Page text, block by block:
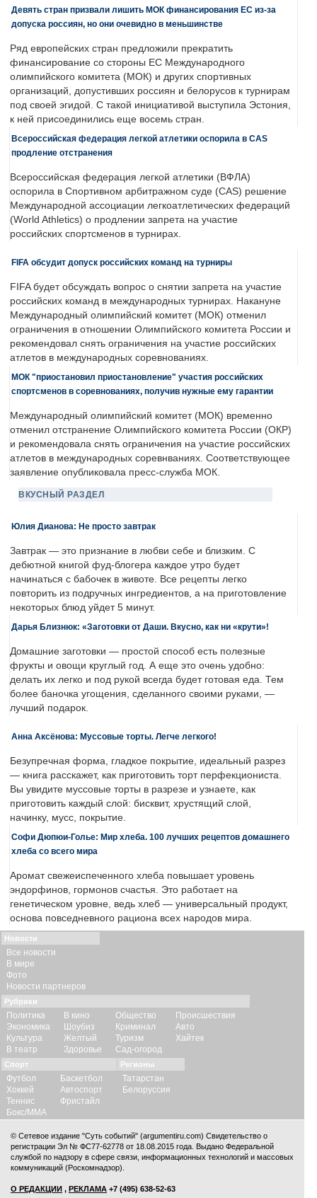
Девять стран призвали лишить МОК финансирования ЕС из-за
допуска россиян, но они очевидно в меньшинстве
Ряд европейских стран предложили прекратить
финансирование со стороны ЕС Международного
олимпийского комитета (МОК) и других спортивных
организаций, допустивших россиян и белорусов к турнирам
под своей эгидой. С такой инициативой выступила Эстония,
к ней присоединились еще восемь стран.
Всероссийская федерация легкой атлетики оспорила в CAS
продление отстранения
Всероссийская федерация легкой атлетики (ВФЛА)
оспорила в Спортивном арбитражном суде (CAS) решение
Международной ассоциации легкоатлетических федераций
(World Athletics) о продлении запрета на участие
российских спортсменов в турнирах.
FIFA обсудит допуск российских команд на турниры
FIFA будет обсуждать вопрос о снятии запрета на участие
российских команд в международных турнирах. Накануне
Международный олимпийский комитет (МОК) отменил
ограничения в отношении Олимпийского комитета России и
рекомендовал снять ограничения на участие российских
атлетов в международных соревнованиях.
МОК "приостановил приостановление" участия российских
спортсменов в соревнованиях, получив нужные ему гарантии
Международный олимпийский комитет (МОК) временно
отменил отстранение Олимпийского комитета России (ОКР)
и рекомендовала снять ограничения на участие российских
атлетов в международных соревнваниях. Соответствующее
заявление опубликовала пресс-служба МОК.
ВКУСНЫЙ РАЗДЕЛ
Юлия Дианова: Не просто завтрак
Завтрак — это признание в любви себе и близким. С
дебютной книгой фуд-блогера каждое утро будет
начинаться с бабочек в животе. Все рецепты легко
повторить из подручных ингредиентов, а на приготовление
некоторых блюд уйдет 5 минут.
Дарья Близнюк: «Заготовки от Даши. Вкусно, как ни «крути»!
Домашние заготовки — простой способ есть полезные
фрукты и овощи круглый год. А еще это очень удобно:
делать их легко и под рукой всегда будет готовая еда. Тем
более баночка угощения, сделанного своими руками, —
лучший подарок.
Анна Аксёнова: Муссовые торты. Легче легкого!
Безупречная форма, гладкое покрытие, идеальный разрез
— книга расскажет, как приготовить торт перфекциониста.
Вы увидите муссовые торты в разрезе и узнаете, как
приготовить каждый слой: бисквит, хрустящий слой,
начинку, мусс, покрытие.
Софи Дюпюи-Голье: Мир хлеба. 100 лучших рецептов домашнего
хлеба со всего мира
Аромат свежеиспеченного хлеба повышает уровень
эндорфинов, гормонов счастья. Это работает на
генетическом уровне, ведь хлеб — универсальный продукт,
основа повседневного рациона всех народов мира.
Новости
Все новости
В мире
Фото
Новости партнеров
Рубрики
Политика
Экономика
Культура
В театр
В кино
Шоубиз
Желтый
Здоровье
Общество
Криминал
Туризм
Сад-огород
Происшествия
Авто
Хайтек
Спорт
Футбол
Хоккей
Теннис
Бокс/ММА
Баскетбол
Автоспорт
Фристайл
Регионы
Татарстан
Белоруссия
© Сетевое издание "Суть событий" (argumentiru.com) Свидетельство о
регистрации Эл № ФС77-62778 от 18.08.2015 года. Выдано Федеральной
службой по надзору в сфере связи, информационных технологий и массовых
коммуникаций (Роскомнадзор).
О РЕДАКЦИИ , РЕКЛАМА +7 (495) 638-52-63